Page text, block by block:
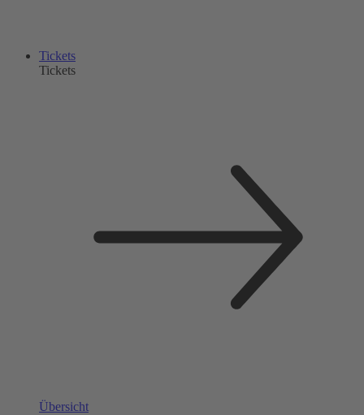
Tickets
Tickets
Übersicht